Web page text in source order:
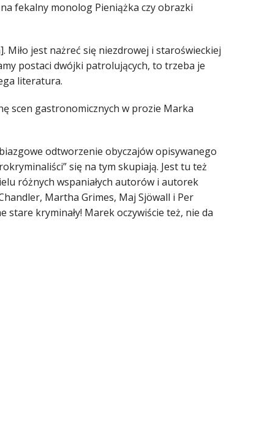
fekalny monolog Pieniążka czy obrazki
Miło jest nażreć się niezdrowej i staroświeckiej
postaci dwójki patrolujących, to trzeba je
literatura.
scen gastronomicznych w prozie Marka
odtworzenie obyczajów opisywanego
się na tym skupiają. Jest tu też
różnych wspaniałych autorów i autorek
Martha Grimes, Maj Sjöwall i Per
kryminały! Marek oczywiście też, nie da